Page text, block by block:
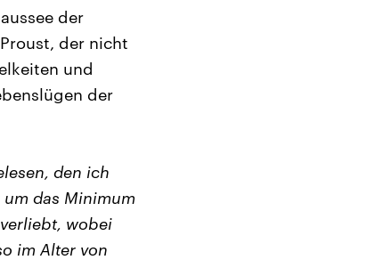
der
der nicht
und
der
den ich
das Minimum
wobei
im Alter von